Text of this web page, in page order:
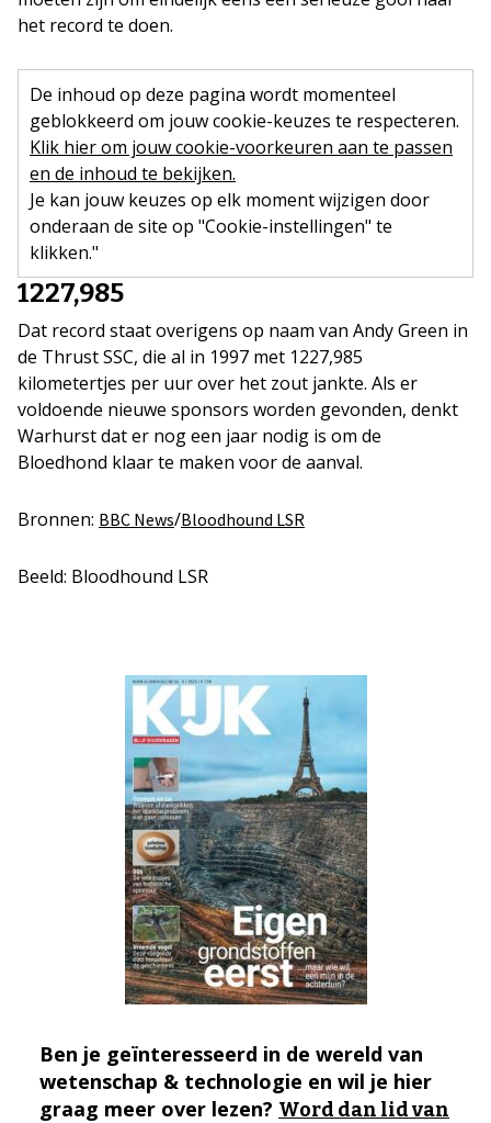
het record te doen.
De inhoud op deze pagina wordt momenteel
geblokkeerd om jouw cookie-keuzes te respecteren.
Klik hier om jouw cookie-voorkeuren aan te passen
en de inhoud te bekijken.
Je kan jouw keuzes op elk moment wijzigen door
onderaan de site op "Cookie-instellingen" te
klikken."
1227,985
Dat record staat overigens op naam van Andy Green in
de Thrust SSC, die al in 1997 met 1227,985
kilometertjes per uur over het zout jankte. Als er
voldoende nieuwe sponsors worden gevonden, denkt
Warhurst dat er nog een jaar nodig is om de
Bloedhond klaar te maken voor de aanval.
Bronnen: BBC News/Bloodhound LSR
Beeld: Bloodhound LSR
Ben je geïnteresseerd in de wereld van
wetenschap & technologie en wil je hier
graag meer over lezen? Word dan lid van